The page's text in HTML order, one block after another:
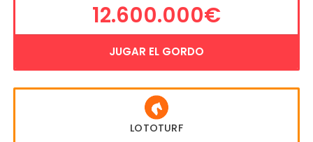
12.600.000€
JUGAR EL GORDO
LOTOTURF